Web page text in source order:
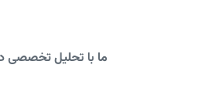
ما با تحلیل تخصصی